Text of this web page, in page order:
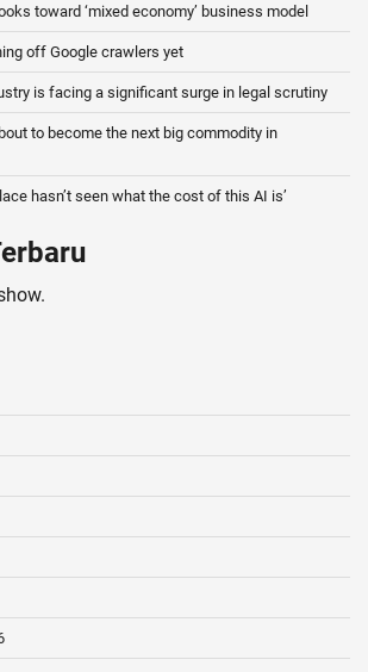
toward ‘mixed economy’ business model
off Google crawlers yet
is facing a significant surge in legal scrutiny
to become the next big commodity in
hasn’t seen what the cost of this AI is’